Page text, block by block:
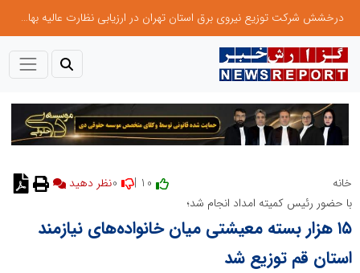
درخشش شرکت توزیع نیروی برق استان تهران در ارزیابی نظارت عالیه بهام توانیر
خانه
نظر دهید
با حضور رئیس کمیته امداد انجام شد؛
۱۵ هزار بسته معیشتی میان خانواده‌های نیازمند
استان قم توزیع شد